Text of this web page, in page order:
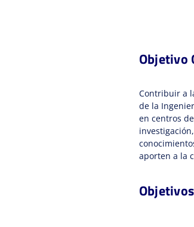
Objetivo
Contribuir a
de la
en centros
aporten a la